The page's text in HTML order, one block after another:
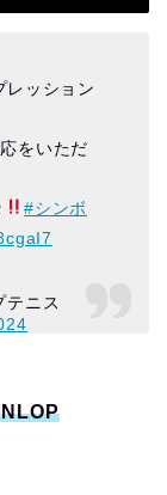
レッション
をいただ
#シンボ
ニス